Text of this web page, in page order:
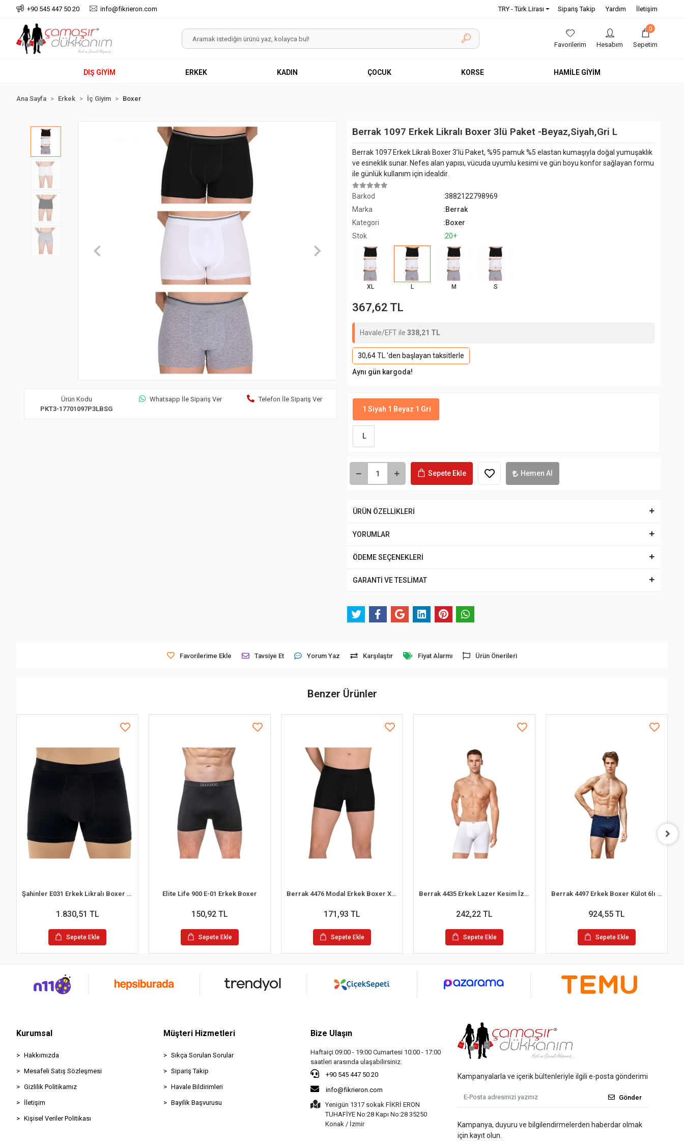
+90 545 447 50 20 info@fikrieron.com TRY - Türk Lirası Sipariş Takip Yardım İletişim
Favorilerim Hesabım
0
Sepetim
DIŞ GİYİM ERKEK KADIN ÇOCUK KORSE HAMİLE GİYİM
Ana Sayfa Erkek İç Giyim Boxer
Ürün Kodu
PKT3-17701097P3LBSG
Whatsapp İle Sipariş Ver Telefon İle Sipariş Ver
Berrak 1097 Erkek Likralı Boxer 3lü Paket -Beyaz,Siyah,Gri L
Berrak 1097 Erkek Likralı Boxer 3’lü Paket, %95 pamuk %5 elastan kumaşıyla doğal yumuşaklık
ve esneklik sunar. Nefes alan yapısı, vücuda uyumlu kesimi ve gün boyu konfor sağlayan formu
ile günlük kullanım için idealdir.
Barkod
:3882122798969
Marka
:Berrak
Kategori
:Boxer
Stok
:20+
XL L M S
367,62 TL
Havale/EFT ile 338,21 TL
30,64 TL 'den başlayan taksitlerle
Aynı gün kargoda!
1 Siyah 1 Beyaz 1 Gri
L
Sepete Ekle Hemen Al
ÜRÜN ÖZELLİKLERİ
YORUMLAR
ÖDEME SEÇENEKLERİ
GARANTİ VE TESLİMAT
Favorilerime Ekle Tavsiye Et Yorum Yaz Karşılaştır Fiyat Alarmı Ürün Önerileri
Benzer Ürünler
Şahinler E031 Erkek Likralı Boxer Külot 6lı Paket Siyah S
1.830,51 TL
Sepete Ekle
Elite Life 900 E-01 Erkek Boxer
150,92 TL
Sepete Ekle
Berrak 4476 Modal Erkek Boxer XXL-3XL
171,93 TL
Sepete Ekle
Berrak 4435 Erkek Lazer Kesim İz Yapmaz Boxer
242,22 TL
Sepete Ekle
Berrak 4497 Erkek Boxer Külot 6lı Paket Karışık Renk - M
924,55 TL
Sepete Ekle
Kurumsal
Hakkımızda
Mesafeli Satış Sözleşmesi
Gizlilik Politikamız
İletişim
Kişisel Veriler Politikası
Müşteri Hizmetleri
Sıkça Sorulan Sorular
Sipariş Takip
Havale Bildirimleri
Bayilik Başvurusu
Bize Ulaşın
Haftaiçi 09:00 - 19:00 Cumartesi 10:00 - 17:00
saatleri arasında ulaşabilirsiniz.
+90 545 447 50 20
info@fikrieron.com
Yenigün 1317 sokak FİKRİ ERON
TUHAFİYE No:28 Kapı No:28 35250
Konak / İzmir
Kampanyalarla ve içerik bültenleriyle ilgili e-posta gönderimi
Gönder
Kampanya, duyuru ve bilgilendirmelerden haberdar olmak
için kayıt olun.